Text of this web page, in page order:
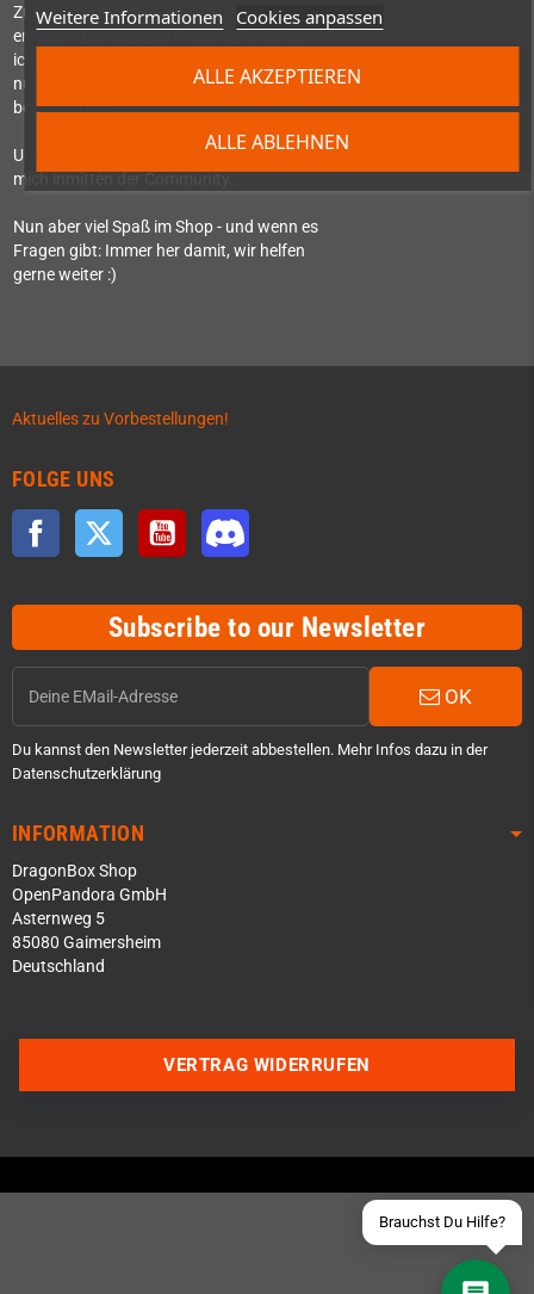
Weitere Informationen Cookies anpassen
ALLE ABLEHNEN
ALLE AKZEPTIEREN
Zubehör, um diese auch am Leben zu
erhalten. Da das alles Produkte sind, die
ich selber auch nutzen würde oder auch
nutze, kann ich sogar komplexere Fragen
beantworten.
Und im Pyra-Handheld-Forum findet man
mich inmitten der Community.
Nun aber viel Spaß im Shop - und wenn es
Fragen gibt: Immer her damit, wir helfen
gerne weiter :)
Aktuelles zu Vorbestellungen!
FOLGE UNS
Facebook Twitter YouTube
Subscribe to our Newsletter
OK
Du kannst den Newsletter jederzeit abbestellen. Mehr Infos dazu in der
Datenschutzerklärung
INFORMATION
DragonBox Shop
OpenPandora GmbH
Asternweg 5
85080 Gaimersheim
Deutschland
Brauchst Du Hilfe?
Schick uns eine eMail
VERTRAG WIDERRUFEN